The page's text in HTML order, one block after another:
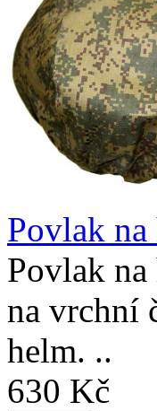
Povlak
Povlak
na vrchní
helm. ..
630 Kč